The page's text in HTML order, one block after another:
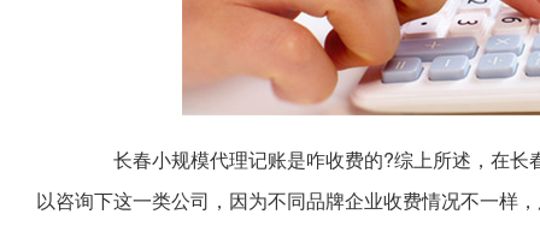
长春小规模代理记账是咋收费的?综上所述，在长
以咨询下这一类公司，因为不同品牌企业收费情况不一样